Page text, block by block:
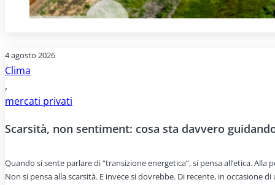
4 agosto 2026
Clima
,
mercati privati
Scarsità, non sentiment: cosa sta davvero
Quando si sente parlare di “transizione energetica”, si pensa all’etica.
Non si pensa alla scarsità. E invece si dovrebbe. Di recente, in